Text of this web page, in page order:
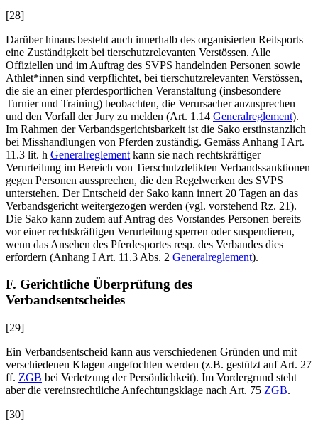
[28]
Darüber hinaus besteht auch innerhalb des organisierten Reitsports
eine Zuständigkeit bei tierschutzrelevanten Verstössen. Alle
Offiziellen und im Auftrag des SVPS handelnden Personen sowie
Athlet*innen sind verpflichtet, bei tierschutzrelevanten Verstössen,
die sie an einer pferdesportlichen Veranstaltung (insbesondere
Turnier und Training) beobachten, die Verursacher anzusprechen
und den Vorfall der Jury zu melden (Art. 1.14 Generalreglement).
Im Rahmen der Verbandsgerichtsbarkeit ist die Sako erstinstanzlich
bei Misshandlungen von Pferden zuständig. Gemäss Anhang I Art.
11.3 lit. h Generalreglement kann sie nach rechtskräftiger
Verurteilung im Bereich von Tierschutzdelikten Verbandssanktionen
gegen Personen aussprechen, die den Regelwerken des SVPS
unterstehen. Der Entscheid der Sako kann innert 20 Tagen an das
Verbandsgericht weitergezogen werden (vgl. vorstehend Rz. 21).
Die Sako kann zudem auf Antrag des Vorstandes Personen bereits
vor einer rechtskräftigen Verurteilung sperren oder suspendieren,
wenn das Ansehen des Pferdesportes resp. des Verbandes dies
erfordern (Anhang I Art. 11.3 Abs. 2 Generalreglement).
F. Gerichtliche Überprüfung des
Verbandsentscheides
[29]
Ein Verbandsentscheid kann aus verschiedenen Gründen und mit
verschiedenen Klagen angefochten werden (z.B. gestützt auf Art. 27
ff. ZGB bei Verletzung der Persönlichkeit). Im Vordergrund steht
aber die vereinsrechtliche Anfechtungsklage nach Art. 75 ZGB.
[30]